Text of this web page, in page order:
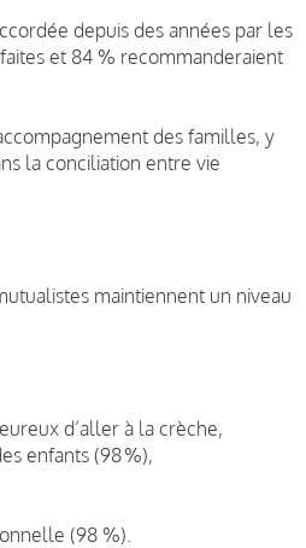
depuis des années par les
et 84 % recommanderaient
des familles, y
la conciliation entre vie
maintiennent un niveau
d’aller à la crèche,
enfants (98 %),
(98 %).